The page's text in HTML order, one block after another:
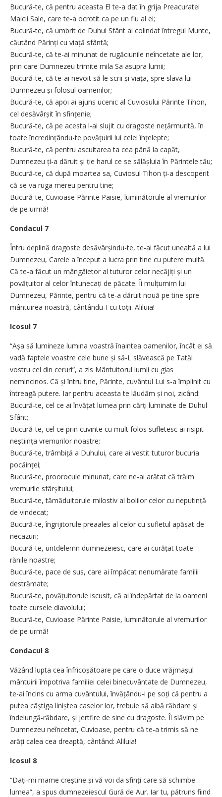
Bucură-te, că pentru aceasta El te-a dat în grija Preacuratei
Maicii Sale, care te-a ocrotit ca pe un fiu al ei;
Bucură-te, că umbrit de Duhul Sfânt ai colindat întregul Munte,
căutând Părinți cu viață sfântă;
Bucură-te, că te-ai minunat de rugăciunile neîncetate ale lor,
prin care Dumnezeu trimite mila Sa asupra lumii;
Bucură-te, că te-ai nevoit să le scrii și viața, spre slava lui
Dumnezeu și folosul oamenilor;
Bucură-te, că apoi ai ajuns ucenic al Cuviosului Părinte Tihon,
cel desăvârșit în sfințenie;
Bucură-te, că pe acesta l-ai slujit cu dragoste nețărmurită, în
toate încredințându-te povățuirii lui celei înțelepte;
Bucură-te, că pentru ascultarea ta cea până la capăt,
Dumnezeu ți-a dăruit și ție harul ce se sălășluia în Părintele tău;
Bucură-te, că după moartea sa, Cuviosul Tihon ți-a descoperit
că se va ruga mereu pentru tine;
Bucură-te, Cuvioase Părinte Paisie, luminătorule al vremurilor
de pe urmă!
Condacul 7
Întru deplină dragoste desăvârșindu-te, te-ai făcut unealtă a lui
Dumnezeu, Carele a început a lucra prin tine cu putere multă.
Că te-a făcut un mângâietor al tuturor celor necăjiți și un
povățuitor al celor întunecați de păcate. Îi mulțumim lui
Dumnezeu, Părinte, pentru că te-a dăruit nouă pe tine spre
mântuirea noastră, cântându-I cu toții: Aliluia!
Icosul 7
“Așa să lumineze lumina voastră înaintea oamenilor, încât ei să
vadă faptele voastre cele bune și să-L slăvească pe Tatăl
vostru cel din ceruri”, a zis Mântuitorul lumii cu glas
nemincinos. Că și întru tine, Părinte, cuvântul Lui s-a împlinit cu
întreagă putere. Iar pentru aceasta te lăudăm și noi, zicând:
Bucură-te, cel ce ai învățat lumea prin cărți luminate de Duhul
Sfânt;
Bucură-te, cel ce prin cuvinte cu mult folos sufletesc ai risipit
neștiința vremurilor noastre;
Bucură-te, trâmbiță a Duhului, care ai vestit tuturor bucuria
pocăinței;
Bucură-te, proorocule minunat, care ne-ai arătat că trăim
vremurile sfârșitului;
Bucură-te, tămăduitorule milostiv al bolilor celor cu neputință
de vindecat;
Bucură-te, îngrijitorule preaales al celor cu sufletul apăsat de
necazuri;
Bucură-te, untdelemn dumnezeiesc, care ai curățat toate
rănile noastre;
Bucură-te, pace de sus, care ai împăcat nenumărate familii
destrămate;
Bucură-te, povățuitorule iscusit, că ai îndepărtat de la oameni
toate cursele diavolului;
Bucură-te, Cuvioase Părinte Paisie, luminătorule al vremurilor
de pe urmă!
Condacul 8
Văzând lupta cea înfricoșătoare pe care o duce vrăjmașul
mântuirii împotriva familiei celei binecuvântate de Dumnezeu,
te-ai încins cu arma cuvântului, învățându-i pe soți că pentru a
putea câștiga liniștea caselor lor, trebuie să aibă răbdare și
îndelungă-răbdare, și jertfire de sine cu dragoste. Îl slăvim pe
Dumnezeu neîncetat, Cuvioase, pentru că te-a trimis să ne
arăți calea cea dreaptă, cântând: Aliluia!
Icosul 8
“Dați-mi mame creștine și vă voi da sfinți care să schimbe
lumea”, a spus dumnezeiescul Gură de Aur. Iar tu, pătruns fiind